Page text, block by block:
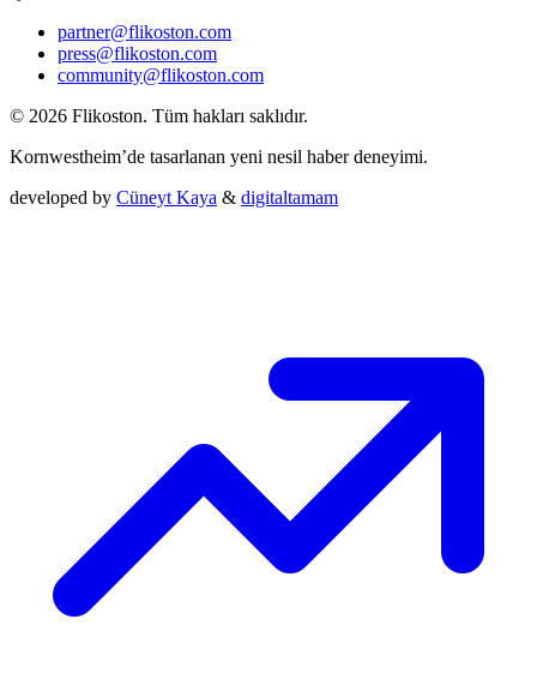
partner@flikoston.com
press@flikoston.com
community@flikoston.com
© 2026 Flikoston. Tüm hakları saklıdır.
Kornwestheim’de tasarlanan yeni nesil haber deneyimi.
developed by Cüneyt Kaya & digitaltamam